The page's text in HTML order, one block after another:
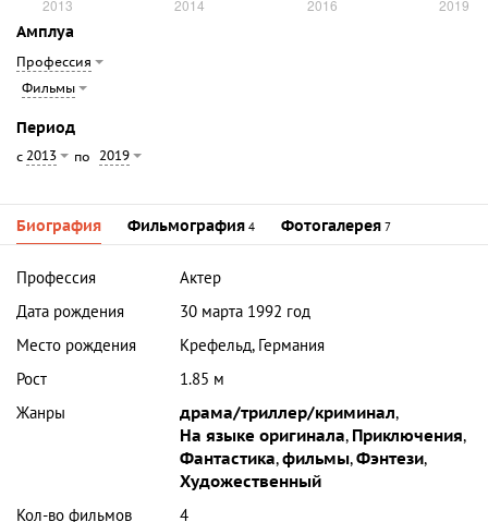
Амплуа
Профессия
Фильмы
Период
с 2013 по 2019
Биография Фильмография 4 Фотогалерея 7
Профессия
Актер
Дата рождения
30 марта 1992 год
Место рождения
Крефельд, Германия
Рост
1.85 м
Жанры
драма/триллер/криминал,
На языке оригинала, Приключения,
Фантастика,фильмы,Фэнтези,
Художественный
Кол-во фильмов
4